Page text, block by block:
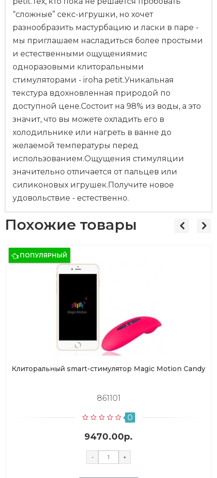
“сложные” секс-игрушки, но хочет
разнообразить мастурбацию и ласки в паре -
мы приглашаем насладиться более простыми
и естественными ощущениямис
одноразовыми клиторальными
стимуляторами - iroha petit.Уникальная
текстура вдохновленная природой по
доступной цене.Состоит на 98% из воды, а это
значит, что вы можете охладить его в
холодильнике или нагреть в ванне до
желаемой температуры перед
использованием.Ощущения стимуляции
значительно отличается от пальцев или
силиконовых игрушек.Получите новое
удовольствие - естественно.
Похожие товары
ПОПУЛЯРНЫЙ
Клиторальный smart-стимулятор Magic Motion Candy
861101
0
9470.00р.
- +